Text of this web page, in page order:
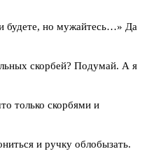
будете, но мужайтесь…» Да
скорбей? Подумай. А я
только скорбями и
и ручку облобызать.